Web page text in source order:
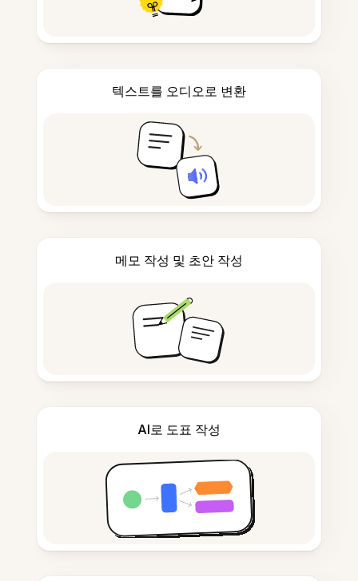
텍스트를 오디오로 변환
메모 작성 및 초안 작성
AI로 도표 작성